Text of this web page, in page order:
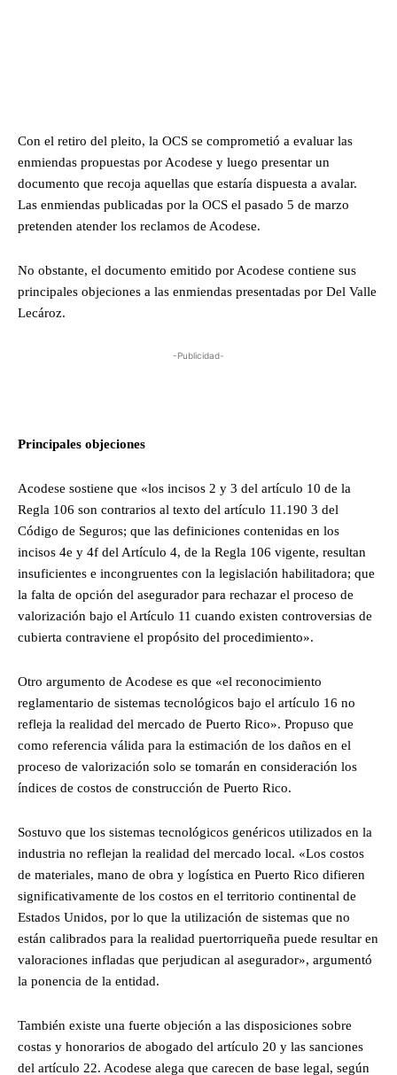
Con el retiro del pleito, la OCS se comprometió a evaluar las
enmiendas propuestas por Acodese y luego presentar un
documento que recoja aquellas que estaría dispuesta a avalar.
Las enmiendas publicadas por la OCS el pasado 5 de marzo
pretenden atender los reclamos de Acodese.
No obstante, el documento emitido por Acodese contiene sus
principales objeciones a las enmiendas presentadas por Del Valle
Lecároz.
-Publicidad-
Principales objeciones
Acodese sostiene que «los incisos 2 y 3 del artículo 10 de la
Regla 106 son contrarios al texto del artículo 11.190 3 del
Código de Seguros; que las definiciones contenidas en los
incisos 4e y 4f del Artículo 4, de la Regla 106 vigente, resultan
insuficientes e incongruentes con la legislación habilitadora; que
la falta de opción del asegurador para rechazar el proceso de
valorización bajo el Artículo 11 cuando existen controversias de
cubierta contraviene el propósito del procedimiento».
Otro argumento de Acodese es que «el reconocimiento
reglamentario de sistemas tecnológicos bajo el artículo 16 no
refleja la realidad del mercado de Puerto Rico». Propuso que
como referencia válida para la estimación de los daños en el
proceso de valorización solo se tomarán en consideración los
índices de costos de construcción de Puerto Rico.
Sostuvo que los sistemas tecnológicos genéricos utilizados en la
industria no reflejan la realidad del mercado local. «Los costos
de materiales, mano de obra y logística en Puerto Rico difieren
significativamente de los costos en el territorio continental de
Estados Unidos, por lo que la utilización de sistemas que no
están calibrados para la realidad puertorriqueña puede resultar en
valoraciones infladas que perjudican al asegurador», argumentó
la ponencia de la entidad.
También existe una fuerte objeción a las disposiciones sobre
costas y honorarios de abogado del artículo 20 y las sanciones
del artículo 22. Acodese alega que carecen de base legal, según